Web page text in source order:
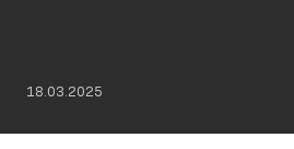
18.03.2025